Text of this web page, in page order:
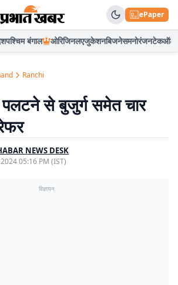
ePaper
पश्चिम बंगाल ओरिजिनलएजुकेशनबिजनेसमनोरंजनटेकऑटो
Ranchi
से बुजुर्ग समेत चार
NEWS DESK
05:16 PM (IST)
विज्ञापन